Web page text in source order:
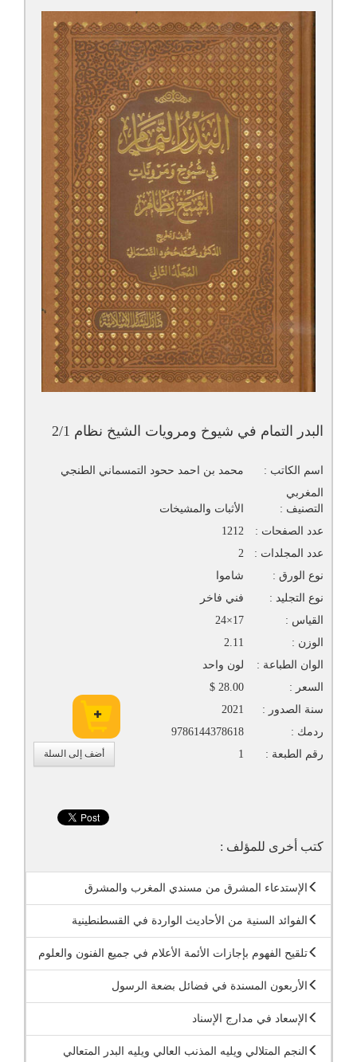
أضف إلى السلة
البدر التمام في شيوخ ومرويات الشيخ نظام 2/1
اسم الكاتب :
محمد بن احمد ححود التمسماني الطنجي
المغربي
التصنيف :
الأثبات والمشيخات
عدد الصفحات :
1212
عدد المجلدات :
2
نوع الورق :
شاموا
نوع التجليد :
فني فاخر
القياس :
17×24
الوزن :
2.11
الوان الطباعة :
لون واحد
السعر :
28.00 $
سنة الصدور :
2021
ردمك :
9786144378618
رقم الطبعة :
1
كتب أخرى للمؤلف :
الإستدعاء المشرق من مسندي المغرب والمشرق
الفوائد السنية من الأحاديث الواردة في القسطنطينية
تلقيح الفهوم بإجازات الأئمة الأعلام في جميع الفنون والعلوم
الأربعون المسندة في فضائل بضعة الرسول
الإسعاد في مدارج الإسناد
النجم المتلالي ويليه المذنب العالي ويليه البدر المتعالي